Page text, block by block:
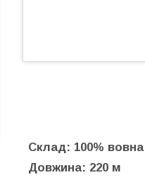
Склад: 100% вовна
Довжина: 220 м